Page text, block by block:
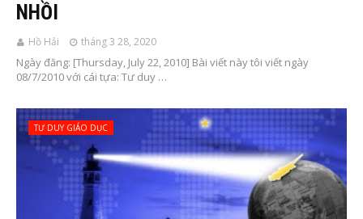
NHỒI
Hồ Hải tháng 3 28, 2020
Ngày đăng: [Thursday, July 22, 2010] Bài viết này tôi viết ngày
08/7/2010 với cái tựa: Tư duy …
TƯ DUY GIÁO DỤC